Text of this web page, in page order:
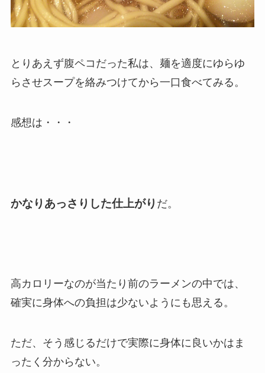
とりあえず腹ペコだった私は、麺を適度にゆらゆ
らさせスープを絡みつけてから一口食べてみる。
感想は・・・
かなりあっさりした仕上がり だ。
高カロリーなのが当たり前のラーメンの中では、
確実に身体への負担は少ないようにも思える。
ただ、そう感じるだけで実際に身体に良いかはま
ったく分からない。